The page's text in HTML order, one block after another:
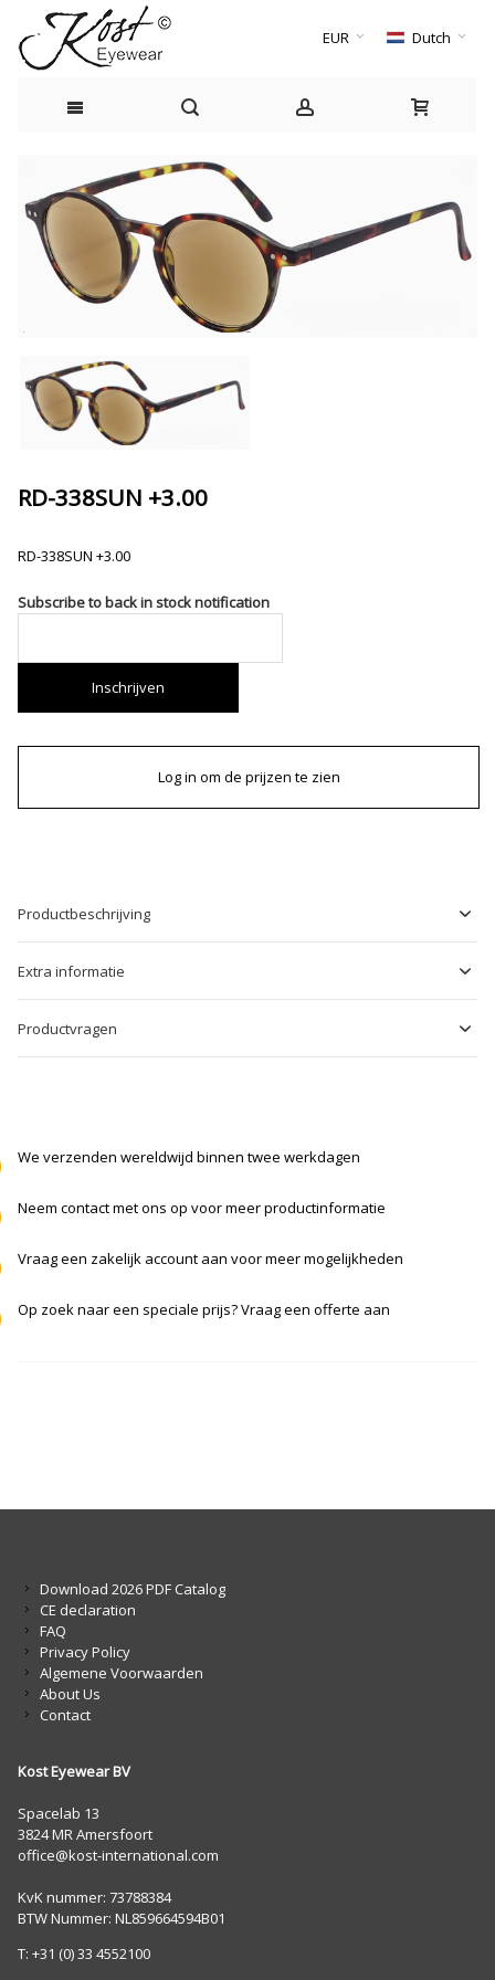
Dutch
EUR
RD-338SUN +3.00
RD-338SUN +3.00
Subscribe to back in stock notification
Inschrijven
Log in om de prijzen te zien
We verzenden wereldwijd binnen twee werkdagen
Neem contact met ons op voor meer productinformatie
Vraag een zakelijk account aan voor meer mogelijkheden
Op zoek naar een speciale prijs? Vraag een offerte aan
Productbeschrijving
Extra informatie
Productvragen
Download 2026 PDF Catalog
CE declaration
FAQ
Privacy Policy
Algemene Voorwaarden
About Us
Contact
Kost Eyewear BV
Spacelab 13
3824 MR Amersfoort
office@kost-international.com
KvK nummer: 73788384
BTW Nummer: NL859664594B01
T: +31 (0) 33 4552100